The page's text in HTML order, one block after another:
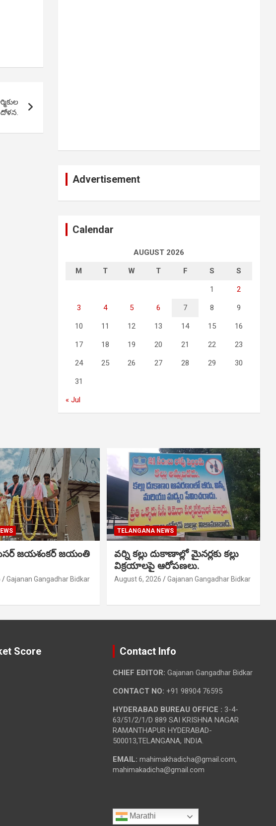
Advertisement
Calendar
AUGUST 2026
M T W T F S S
1 2
3 4 5 6 7 8 9
10 11 12 13 14 15 16
17 18 19 20 21 22 23
24 25 26 27 28 29 30
31
« Jul
జయశంకర్ జయంతి
Gajanan Gangadhar Bidkar
TELANGANA NEWS
వర్ని కల్లు దుకాణాల్లో మైనర్లకు కల్లు
విక్రయాలపై ఆరోపణలు.
August 6, 2026 Gajanan Gangadhar Bidkar
Score Contact Info
CHIEF EDITOR: Gajanan Gangadhar Bidkar
CONTACT NO: +91 98904 76595
HYDERABAD BUREAU OFFICE : 3-4-
63/51/2/1/D 889 SAI KRISHNA NAGAR
RAMANTHAPUR HYDERABAD-
500013,TELANGANA, INDIA.
EMAIL: mahimakhadicha@gmail.com,
mahimakadicha@gmail.com
Marathi